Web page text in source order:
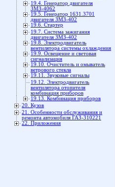
19.4. Генератор двигателя
ЗМЗ-4062
19.5. Генератор 1631.3701
двигателя ЗМЗ-402
19.6. Стартер
19.7. Система зажигания
двигателя ЗМЗ-402
19.8. Электродвигатель
вентилятора системы охлаждения
19.9. Освещение и световая
сигнализация
19.10. Очиститель и омыватель
ветрового стекла
19.11. Звуковые сигналы
19.12. Электродвигатель
вентилятора отопителя
комбинация приборов
19.13. Комбинация приборов
20. Кузов
21. Особенности обслуживания и
ремонта автомобиля ГАЗ-310221
22. Приложения